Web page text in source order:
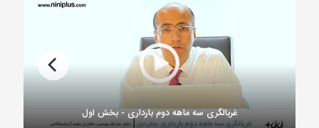
غربالگری سه ماهه دوم بارداری - بخش اول